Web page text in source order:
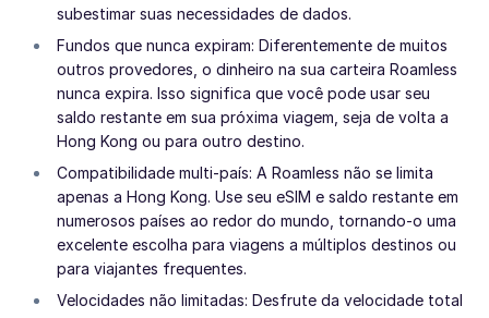
subestimar suas necessidades de dados.
Fundos que nunca expiram: Diferentemente de muitos
outros provedores, o dinheiro na sua carteira Roamless
nunca expira. Isso significa que você pode usar seu
saldo restante em sua próxima viagem, seja de volta a
Hong Kong ou para outro destino.
Compatibilidade multi-país: A Roamless não se limita
apenas a Hong Kong. Use seu eSIM e saldo restante em
numerosos países ao redor do mundo, tornando-o uma
excelente escolha para viagens a múltiplos destinos ou
para viajantes frequentes.
Velocidades não limitadas: Desfrute da velocidade total